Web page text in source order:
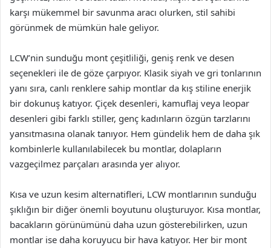
karşı mükemmel bir savunma aracı olurken, stil sahibi
görünmek de mümkün hale geliyor.
LCW’nin sunduğu mont çeşitliliği, geniş renk ve desen
seçenekleri ile de göze çarpıyor. Klasik siyah ve gri tonlarının
yanı sıra, canlı renklere sahip montlar da kış stiline enerjik
bir dokunuş katıyor. Çiçek desenleri, kamuflaj veya leopar
desenleri gibi farklı stiller, genç kadınların özgün tarzlarını
yansıtmasına olanak tanıyor. Hem gündelik hem de daha şık
kombinlerle kullanılabilecek bu montlar, dolapların
vazgeçilmez parçaları arasında yer alıyor.
Kısa ve uzun kesim alternatifleri, LCW montlarının sunduğu
şıklığın bir diğer önemli boyutunu oluşturuyor. Kısa montlar,
bacakların görünümünü daha uzun gösterebilirken, uzun
montlar ise daha koruyucu bir hava katıyor. Her bir mont